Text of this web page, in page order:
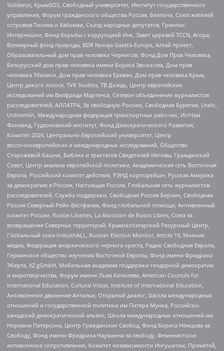
Solidarus, КрымSOS, Свободный университет, Институт государственного
управления, Форум гражданского общества Россия, Беллона, Союз жителей
островов Тисима и Хабомаи, Съезд народных депутатов, Гринпис
Интернешнл, Фонд борьбы с коррупцией Инк, Завет церквей TCCN, Агора,
Всемирный фонд природы, BDR Novaja Gazeta-Europe, Алтай проект,
Образовательный дом прав человека Чернигов, Фонд Дом Прав Человека,
Белорусский дом прав человека имени Бориса Звозскова, Дом прав
человека Тбилиси, Дом прав человека Ереван, Дом прав человека Крым,
Центр дикого лосося, TVR Studios, ТВ Дождь, Центр европейских
исследований им Вилфрида Мартенса, Сетевое объединение журналистов
расследователей, АЛЛАТРА, За свободную Россию, Свободная Бурятия, Uralic,
UnKremlin, Международная федерация транспортных рабочих, ИстЧам
Финланд, Гудзоновский институт, Фонд Демократического Развития,
Комитет-2024, Центрально-Европейский университет, Центр
восточноевропейских и международных исследований, Общество
Сторожевой башни, Библии и трактатов Свидетелей Иеговы, Гражданский
Совет, Центр анализа европейской политики, Академическая сеть Восточная
Европа, Российский комитет действия, РЭНД корпорейшн, Русская Америка
за демократию в России, Настоящая Россия, Глобальная сеть журналистов-
расследователей, Служба поддержки, Свободная Россия Берлин, Свободная
Россия Северный Рейн-Вестфалия, Фонд глобальной помощи, Антивоенный
комитет России, Russie-Libertes, La Asocicion de Rusos Libres, Союз за
возвращение Северных территорий, Крымскотатарский Ресурсный Центр,
Глобальный союз IndustriALL, Russian Election Monitor, Article 19, Мнение
медиа, Федерация анархического черного креста, Радио Свободная Европа,
Германское общество изучения Восточной Европы, Фонд имени Фридриха
Эберта, XZ gGmbH, Мобильная академия поддержки гендерной демократии
и миротворчества, Форум имени Льва Копелева, American Councils for
International Education, Cultural Vistas, Institute of International Education,
Антивоенное движение Антальи, Открытый диалог, Школа международных
отношений и государственной политики им Питера Мунка, Российско-
канадский демократический альянс, Школа международных отношений им
Нормана Патерсона, Центр Гражданских Свобод, Фонд Бориса Немцова за
Свободу, Фонд имени Фридриха Науманна за свободу, Феминистское
антивоенное сопротивление, Комитет независимости Ингушетии, Прометей,